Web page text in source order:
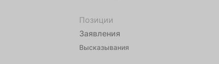
Позиции
Заявления
Высказывания